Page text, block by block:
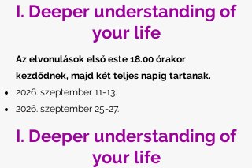
I. Deeper understanding of
your life
Az elvonulások első este 18.00 órakor
kezdődnek, majd két teljes napig tartanak.
2026. szeptember 11-13.
2026. szeptember 25-27.
I. Deeper understanding of
your life